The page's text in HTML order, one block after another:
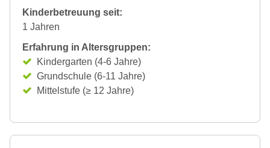
Kinderbetreuung seit:
1 Jahren
Erfahrung in Altersgruppen:
Kindergarten (4-6 Jahre)
Grundschule (6-11 Jahre)
Mittelstufe (≥ 12 Jahre)